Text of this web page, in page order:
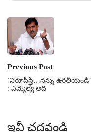
Previous Post
‘నిరూపిస్తే…నన్ను ఉరితీయండి’
: ఎమ్మెల్యే ఆది
ఇవీ చదవండి